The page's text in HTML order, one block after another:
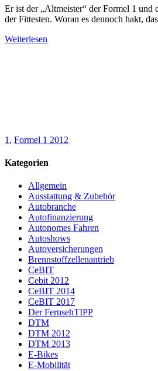
Er ist der „Altmeister“ der Formel 1 und
der Fittesten. Woran es dennoch hakt,
Weiterlesen
1 , Formel 1 2012
Kategorien
Allgemein
Ausstattung & Zubehör
Autobranche
Autofinanzierung
Autonomes Fahren
Autoshows
Autoversicherungen
Brennstoffzellenantrieb
CeBIT
Cebit 2012
CeBIT 2014
CeBIT 2017
Der FernsehTIPP
DTM
DTM 2012
DTM 2013
E-Bikes
E-Mobilität